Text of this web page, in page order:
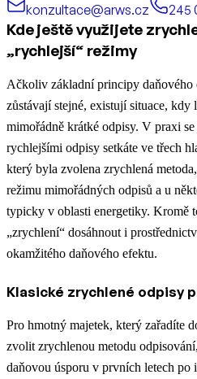
konzultace@arws.cz
245
Kde ještě využijete
„rychlejší“ režimy
Ačkoliv základní principy daňového
zůstávají stejné, existují situace,
mimořádně krátké odpisy. V praxi
rychlejšími odpisy setkáte ve třech
který byla zvolena zrychlená
režimu mimořádných odpisů a u
typicky v oblasti energetiky. Kromě
„zrychlení“ dosáhnout i
okamžitého daňového efektu.
Klasické zrychlené odpisy
Pro hmotný majetek, který zařadíte
zvolit zrychlenou metodu
daňovou úsporu v prvních letech po